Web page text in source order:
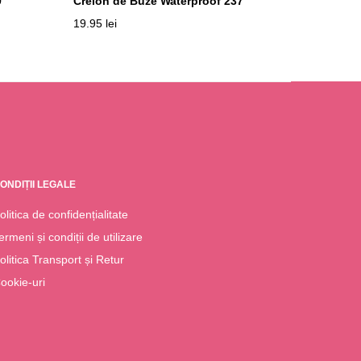
19.95 lei
LEGALE
de confidențialitate
și condiții de utilizare
Transport și Retur
uri